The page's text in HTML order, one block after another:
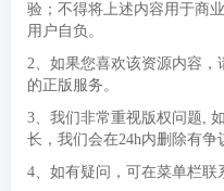
验；不得将上述内容用于商
用户自负。
2、如果您喜欢该资源内容
的正版服务。
3、我们非常重视版权问题,
长，我们会在24h内删除有争
4、如有疑问，可在菜单栏联